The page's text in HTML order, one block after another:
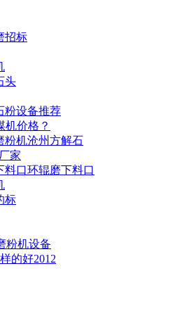
招标
头
粉设备推荐
机价格？
粉机沧州方解石
家
料口环辊磨下料口
标
粉机设备
的好2012